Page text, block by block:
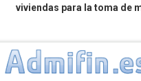
viviendas para la toma de